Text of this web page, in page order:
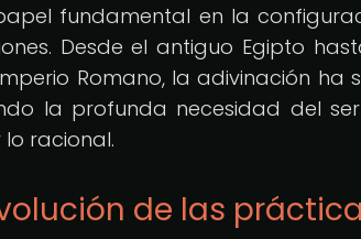
fundamental en la
Desde el antiguo Egipto
Romano, la adivinación
la profunda necesidad del
racional.
de las